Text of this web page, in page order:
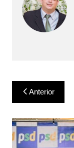
Navegação
de
Post
Anterior